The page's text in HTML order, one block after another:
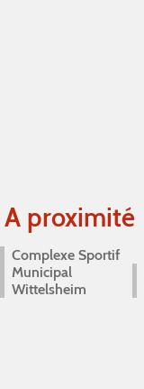
A proximité
Complexe Sportif
Municipal
Wittelsheim